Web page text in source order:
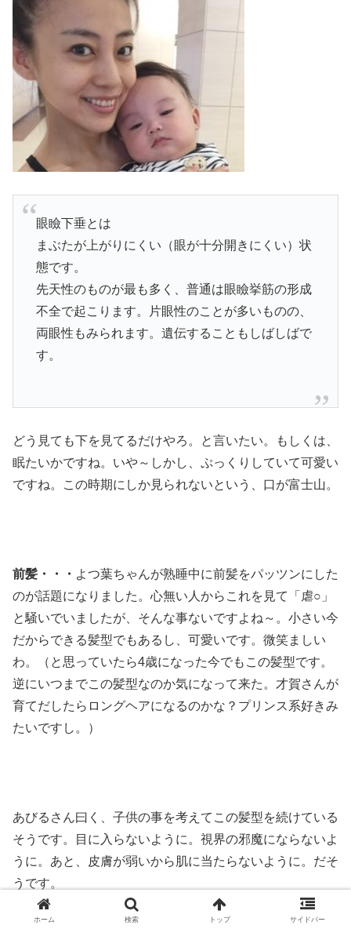
眼瞼下垂とは
まぶたが上がりにくい（眼が十分開きにくい）状
態です。
先天性のものが最も多く、普通は眼瞼挙筋の形成
不全で起こります。片眼性のことが多いものの、
両眼性もみられます。遺伝することもしばしばで
す。
どう見ても下を見てるだけやろ。と言いたい。もしくは、
眠たいかですね。いや～しかし、ぷっくりしていて可愛い
ですね。この時期にしか見られないという、口が富士山。
前髪・・・ よつ葉ちゃんが熟睡中に前髪をパッツンにした
のが話題になりました。心無い人からこれを見て「虐○」
と騒いでいましたが、そんな事ないですよね～。小さい今
だからできる髪型でもあるし、可愛いです。微笑ましい
わ。（と思っていたら4歳になった今でもこの髪型です。
逆にいつまでこの髪型なのか気になって来た。才賀さんが
育てだしたらロングヘアになるのかな？プリンス系好きみ
たいですし。）
あびるさん曰く、子供の事を考えてこの髪型を続けている
そうです。目に入らないように。視界の邪魔にならないよ
うに。あと、皮膚が弱いから肌に当たらないように。だそ
うです。
ホーム 検索 トップ サイドバー